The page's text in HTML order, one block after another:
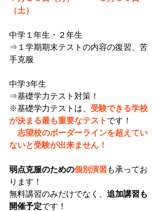
（土）
中学１年生・２年生
⇒１学期期末テストの内容の復習、苦
手克服
中学3年生
⇒基礎学力テスト対策！
※基礎学力テストは、 受験できる学校
が決まる最も重要なテスト です！
志望校のボーダーラインを超えてい
ないと受験が出来ません！
弱点克服のための個別演習 も承ってお
ります！
無料講習のみだけでなく、 追加講習も
開催予定です！